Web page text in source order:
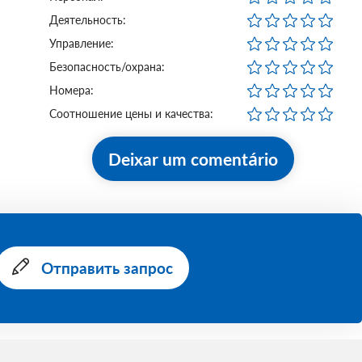
Деятельность:
Управление:
Безопасность/охрана:
Номера:
Соотношение цены и качества:
Deixar um comentário
Отправить запрос